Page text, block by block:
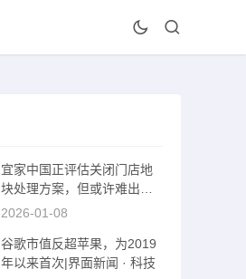
宜家中国正评估关闭门店地
块处理方案，但或许难出手|
界面新闻
2026-01-08
谷歌市值反超苹果，为2019
年以来首次|界面新闻 · 科技